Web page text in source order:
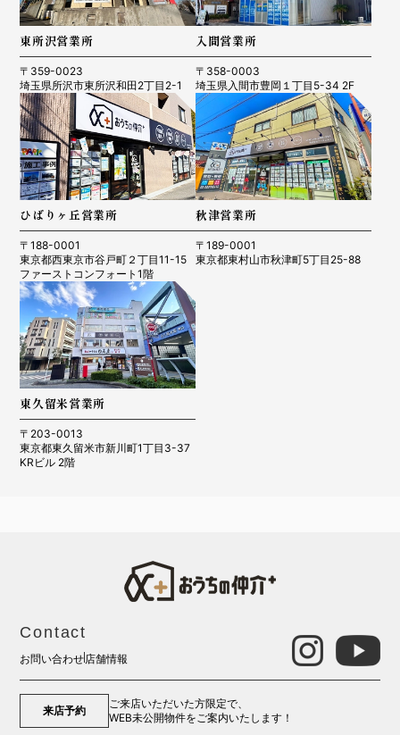
東所沢営業所
〒359-0023
埼玉県所沢市東所沢和田2丁目2-1
入間営業所
〒358-0003
埼玉県入間市豊岡１丁目5-34 2F
ひばりヶ丘営業所
〒188-0001
東京都西東京市谷戸町２丁目11-15
ファーストコンフォート1階
秋津営業所
〒189-0001
東京都東村山市秋津町5丁目25-88
東久留米営業所
〒203-0013
東京都東久留米市新川町1丁目3-37
KRビル 2階
Contact
お問い合わせ 店舗情報
来店予約
ご来店いただいた方限定で、
WEB未公開物件をご案内いたします！